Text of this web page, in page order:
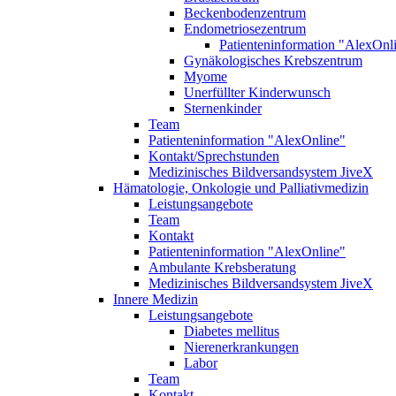
Beckenbodenzentrum
Endometriosezentrum
Patienteninformation
Gynäkologisches Krebszentrum
Myome
Unerfüllter Kinderwunsch
Sternenkinder
Team
Patienteninformation "AlexOnline"
Kontakt/Sprechstunden
Medizinisches Bildversandsystem JiveX
Hämatologie, Onkologie und Palliativmedizin
Leistungsangebote
Team
Kontakt
Patienteninformation "AlexOnline"
Ambulante Krebsberatung
Medizinisches Bildversandsystem JiveX
Innere Medizin
Leistungsangebote
Diabetes mellitus
Nierenerkrankungen
Labor
Team